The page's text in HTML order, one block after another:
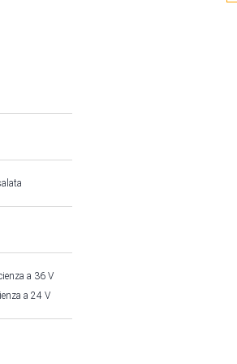
a 36 V
a 24 V